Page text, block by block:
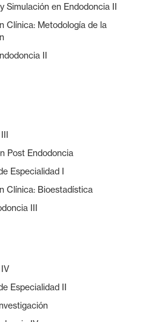
Simulación en Endodoncia II
Clínica: Metodología de la
II
Post Endodoncia
Especialidad I
Clínica: Bioestadística
III
Especialidad II